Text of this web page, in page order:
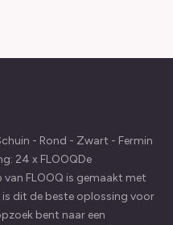
- Rond - Zwart - Fermin
24 x FLOOQDe
FLOOQ is gemaakt met
dit de beste oplossing voor
bent naar een